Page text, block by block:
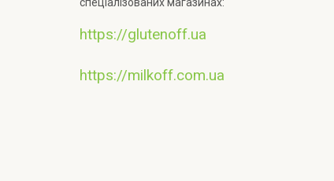
https://glutenoff.ua
https://milkoff.com.ua